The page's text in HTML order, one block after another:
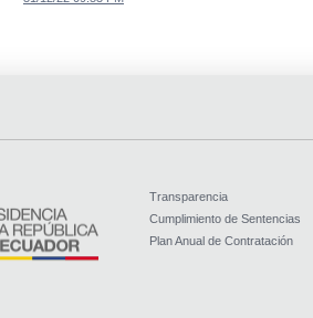
Transparencia
Cumplimiento de Sentencias
Plan Anual de Contratación